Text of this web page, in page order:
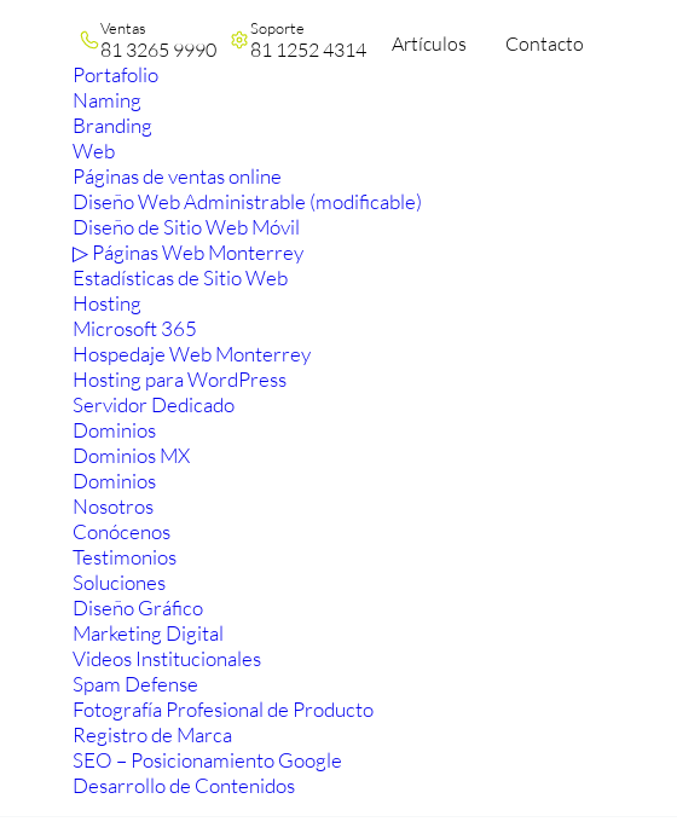
Ventas
81 3265 9990
Soporte
81 1252 4314 Artículos Contacto
Portafolio
Naming
Branding
Web
Páginas de ventas online
Diseño Web Administrable (modificable)
Diseño de Sitio Web Móvil
▷ Páginas Web Monterrey
Estadísticas de Sitio Web
Hosting
Microsoft 365
Hospedaje Web Monterrey
Hosting para WordPress
Servidor Dedicado
Dominios
Dominios MX
Dominios
Nosotros
Conócenos
Testimonios
Soluciones
Diseño Gráfico
Marketing Digital
Videos Institucionales
Spam Defense
Fotografía Profesional de Producto
Registro de Marca
SEO – Posicionamiento Google
Desarrollo de Contenidos